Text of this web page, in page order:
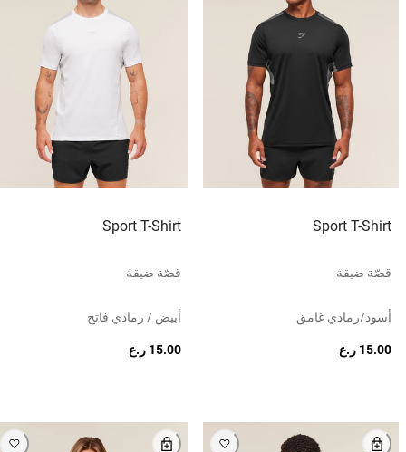
Sport T-Shirt
قصّة ضيقة
أسود/رمادي غامق
15.00 ر.ع
Sport T-Shirt
قصّة ضيقة
أبيض / رمادي فاتح
15.00 ر.ع